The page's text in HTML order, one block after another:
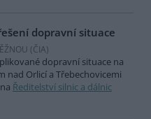
dopravní situace
(ČIA)
dopravní situace na
nad Orlicí a Třebechovicemi
Ředitelství silnic a dálnic